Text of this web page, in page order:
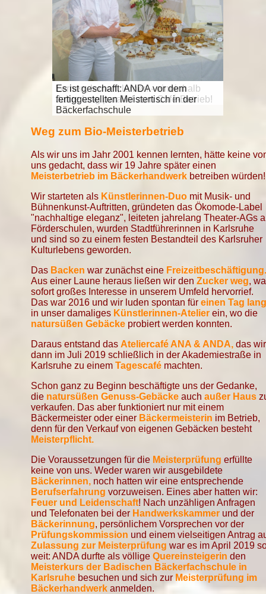
Lernen, lernen, lernen - eineinhalb
Jahre lang parallel zum Café-Betrieb!
Es ist geschafft: ANDA vor dem
fertiggestellten Meistertisch in der
Bäckerfachschule
Weg zum Bio-Meisterbetrieb
Als wir uns im Jahr 2001 kennen lernten, hätte keine
uns gedacht, dass wir 19 Jahre später einen
Meisterbetrieb im Bäckerhandwerkbetreiben würden!
Wir starteten als Künstlerinnen-Duomit Musik- und
Bühnenkunst-Auftritten, gründeten das Ökomode-Label
"nachhaltige eleganz", leiteten jahrelang Theater-AGs
Förderschulen, wurden Stadtführerinnen in Karlsruhe
und sind so zu einem festen Bestandteil des Karlsruher
Kulturlebens geworden.
Das Backen war zunächst eine Freizeitbeschäftigung.
Aus einer Laune heraus ließen wir den Zucker weg,
sofort großes Interesse in unserem Umfeld hervorrief.
Das war 2016 und wir luden spontan für einen Tag lang
in unser damaliges Künstlerinnen-Atelierein, wo die
natursüßen Gebäckeprobiert werden konnten.
Daraus entstand das Ateliercafé ANA & ANDA,das wir
dann im Juli 2019 schließlich in der Akademiestraße in
Karlsruhe zu einem Tagescafémachten.
Schon ganz zu Beginn beschäftigte uns der Gedanke,
die natursüßen Genuss-Gebäckeauch außer Haus
verkaufen. Das aber funktioniert nur mit einem
Bäckermeister oder einer Bäckermeisterin im Betrieb,
denn für den Verkauf von eigenen Gebäcken besteht
Meisterpflicht.
Die Voraussetzungen für die Meisterprüfung erfüllte
keine von uns. Weder waren wir ausgebildete
Bäckerinnen,noch hatten wir eine entsprechende
Berufserfahrung vorzuweisen. Eines aber hatten wir:
Feuer und Leidenschaft! Nach unzähligen Anfragen
und Telefonaten bei der Handwerkskammerund der
Bäckerinnung, persönlichem Vorsprechen vor der
Prüfungskommission und einem vielseitigen Antrag
Zulassung zur Meisterprüfung war es im April 2019
weit: ANDA durfte als völlige Quereinsteigerin den
Meisterkurs der Badischen Bäckerfachschule in
Karlsruhebesuchen und sich zur Meisterprüfung im
Bäckerhandwerkanmelden.